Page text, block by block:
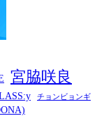
宮脇咲良
チョンビョンギ